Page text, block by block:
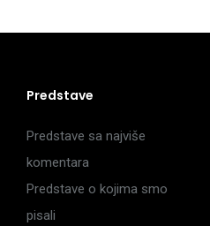
Predstave
Predstave sa najviše
komentara
Predstave o kojima smo
pisali